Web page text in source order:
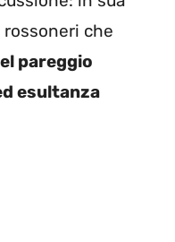
che
pareggio
esultanza